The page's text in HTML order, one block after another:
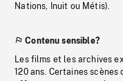
Nations, Inuit ou Métis).
Contenu sensible?
Les films et les archives
120 ans. Certaines